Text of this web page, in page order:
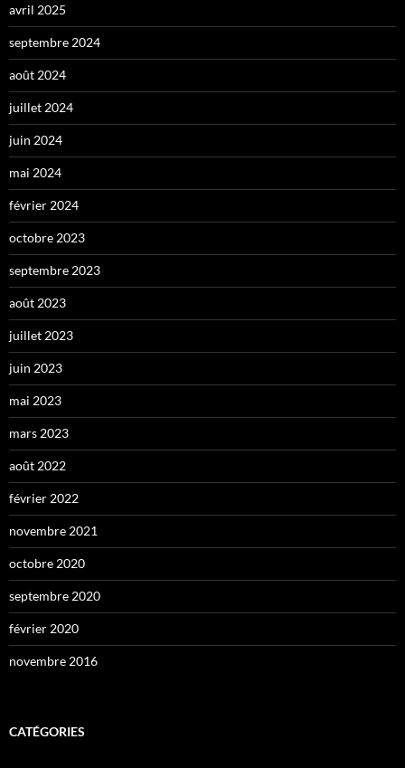
avril 2025
septembre 2024
août 2024
juillet 2024
juin 2024
mai 2024
février 2024
octobre 2023
septembre 2023
août 2023
juillet 2023
juin 2023
mai 2023
mars 2023
août 2022
février 2022
novembre 2021
octobre 2020
septembre 2020
février 2020
novembre 2016
CATÉGORIES